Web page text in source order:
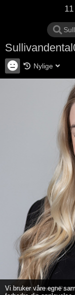
11
Nylige
Sullivan Dental
Vi bruker våre egne